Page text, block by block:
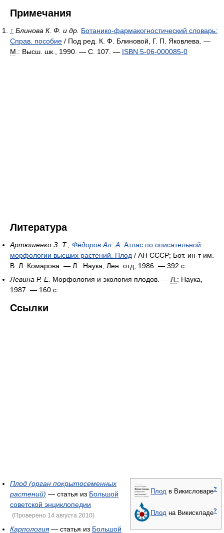
Примечания
↑ Блинова К. Ф. и др. Ботанико-фармакогностический словарь:
Справ. пособие / Под ред. К. Ф. Блиновой, Г. П. Яковлева. —
М .: Высш. шк., 1990. — С. 107. — ISBN 5-06-000085-0
Литература
Артюшенко З. Т., Фёдоров Ал. А. Атлас по описательной
морфологии высших растений. Плод / АН СССР; Бот. ин-т им.
В. Л. Комарова. — Л. : Наука, Лен. отд, 1986. — 392 с.
Левина Р. Е. Морфология и экология плодов. — Л. : Наука,
1987. — 160 с.
Ссылки
Плод в Викисловаре?
Плод на Викискладе?
Плод (орган покрытосеменных
растений) — статья из Большой
советской энциклопедии
(Проверено 14 августа 2010)
Карпология— статья из Большой